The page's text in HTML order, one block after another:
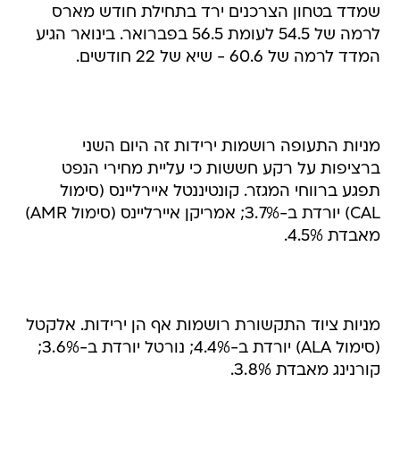
שמדד בטחון הצרכנים ירד בתחילת חודש מארס
לרמה של 54.5 לעומת 56.5 בפברואר. בינואר הגיע
המדד לרמה של 60.6 - שיא של 22 חודשים.
מניות התעופה רושמות ירידות זה היום השני
ברציפות על רקע חששות כי עליית מחירי הנפט
תפגע ברווחי המגזר. קונטיננטל איירליינס (סימול
CAL) יורדת ב-3.7%; אמריקן איירליינס (סימול AMR)
מאבדת 4.5%.
מניות ציוד התקשורת רושמות אף הן ירידות. אלקטל
(סימול ALA) יורדת ב-4.4%; נורטל יורדת ב-3.6%;
קורנינג מאבדת 3.8%.